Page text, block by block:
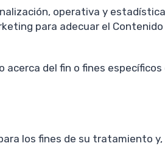
operativa y
para adecuar el
del fin o fines
los fines de su tratamiento